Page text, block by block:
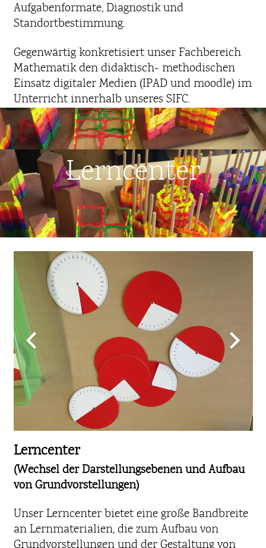
Aufgabenformate, Diagnostik und
Standortbestimmung.
Gegenwärtig konkretisiert unser Fachbereich
Mathematik den didaktisch- methodischen
Einsatz digitaler Medien (IPAD und moodle) im
Unterricht innerhalb unseres SIFC.
Lerncenter
Lerncenter
(Wechsel der Darstellungsebenen und Aufbau
von Grundvorstellungen)
Unser Lerncenter bietet eine große Bandbreite
an Lernmaterialien, die zum Aufbau von
Grundvorstellungen und der Gestaltung von